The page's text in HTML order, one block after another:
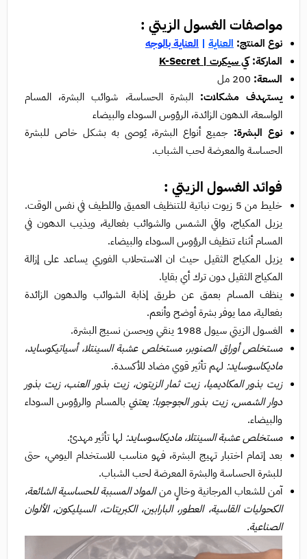
مواصفات الغسول الزيتي :
نوع المنتج: العناية | العناية بالوجه
الماركة:كي سيكرت | K-Secret
السعة:
يستهدف مشكلات:البشرة الحساسة، شوائب البشرة، المسام
الواسعة، الدهون الزائدة، الرؤوس السوداء والبيضاء
نوع البشرة: جميع أنواع البشرة، يُوصى به بشكل خاص للبشرة
الحساسة والمعرضة لحب الشباب.
فوائد الغسول الزيتي :
خليط من 5 زيوت نباتية للتنظيف العميق واللطيف في نفس الوقت.
يزيل المكياج، واقي الشمس والشوائب بفعالية، ويذيب الدهون في
المسام أثناء تنظيف الرؤوس السوداء والبيضاء.
يزيل المكياج الثقيل حيث ان الاستحلاب الفوري يساعد على إزالة
المكياج الثقيل دون ترك أي بقايا.
ينظف المسام بعمق عن طريق إذابة الشوائب والدهون الزائدة
بفعالية، مما يوفر بشرة أوضح وأنعم.
الغسول الزيتي سيول 1988 ينقي ويحسن نسيج البشرة.
مستخلص أوراق الصنوبر، مستخلص عشبة السينتلا، أسياتيكوسايد،
ماديكاسوسايد: لهم تأثير قوي مضاد للأكسدة.
زيت بذور المكاديميا، زيت ثمار الزيتون، زيت بذور العنب، زيت بذور
دوار الشمس، زيت بذور الجوجوبا: يعتني بالمسام والرؤوس السوداء
والبيضاء.
مستخلص عشبة السينتلا، ماديكاسوسايد: لها تأثير مهدئ.
بعد إتمام اختبار تهيج البشرة، فهو مناسب للاستخدام اليومي، حتى
للبشرة الحساسة والبشرة المعرضة لحب الشباب.
آمن للشعاب المرجانية وخالٍ منالمواد المسببة للحساسية الشائعة،
الكحوليات القاسية، العطور، البارابين، الكبريتات، السيليكون، الألوان
الصناعية.